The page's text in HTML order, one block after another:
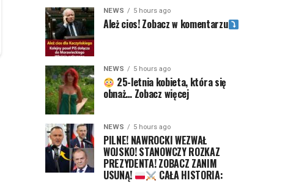
NEWS 5 hours ago
Ależ cios! Zobacz w komentarzu
NEWS 5 hours ago
25-letnia kobieta, która się
obnaż… Zobacz więcej
NEWS 5 hours ago
PILNE! NAWROCKI WEZWAŁ
WOJSKO! STANOWCZY ROZKAZ
PREZYDENTA! ZOBACZ ZANIM
USUNĄ! CAŁA HISTORIA: